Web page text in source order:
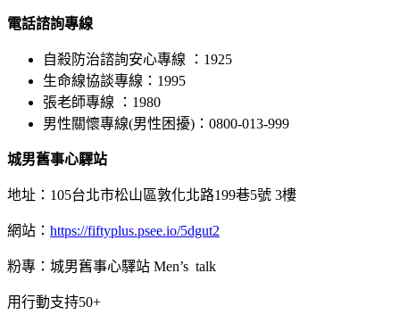
電話諮詢專線
自殺防治諮詢安心專線 ：1925
生命線協談專線：1995
張老師專線 ：1980
男性關懷專線(男性困擾)：0800-013-999
城男舊事心驛站
地址：105台北市松山區敦化北路199巷5號 3樓
網站： https://fiftyplus.psee.io/5dgut2
粉專：城男舊事心驛站 Men’s talk
用行動支持50+